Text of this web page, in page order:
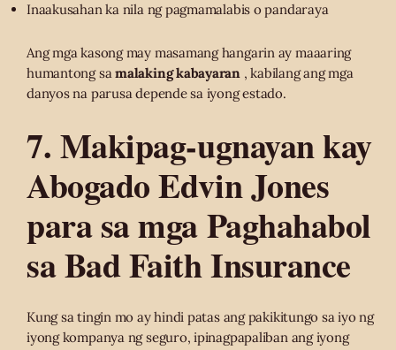
Inaakusahan ka nila ng pagmamalabis o pandaraya
Ang mga kasong may masamang hangarin ay maaaring
humantong samalaking kabayaran , kabilang ang mga
danyos na parusa depende sa iyong estado.
7. Makipag-ugnayan kay
Abogado Edvin Jones
para sa mga Paghahabol
sa Bad Faith Insurance
Kung sa tingin mo ay hindi patas ang pakikitungo sa iyo ng
iyong kompanya ng seguro, ipinagpapaliban ang iyong